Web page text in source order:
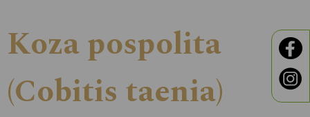
Koza pospolita
(Cobitis taenia)